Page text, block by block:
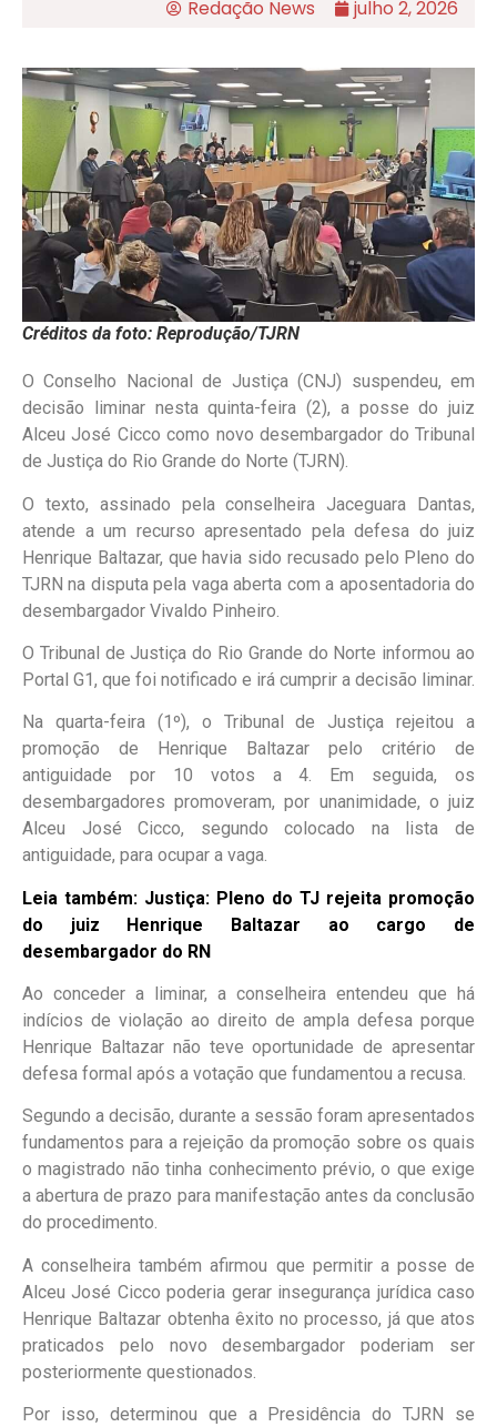
Redação News julho 2, 2026
Créditos da foto: Reprodução/TJRN
O Conselho Nacional de Justiça (CNJ) suspendeu, em
decisão liminar nesta quinta-feira (2), a posse do juiz
Alceu José Cicco como novo desembargador do Tribunal
de Justiça do Rio Grande do Norte (TJRN).
O texto, assinado pela conselheira Jaceguara Dantas,
atende a um recurso apresentado pela defesa do juiz
Henrique Baltazar, que havia sido recusado pelo Pleno do
TJRN na disputa pela vaga aberta com a aposentadoria do
desembargador Vivaldo Pinheiro.
O Tribunal de Justiça do Rio Grande do Norte informou ao
Portal G1, que foi notificado e irá cumprir a decisão liminar.
Na quarta-feira (1º), o Tribunal de Justiça rejeitou a
promoção de Henrique Baltazar pelo critério de
antiguidade por 10 votos a 4. Em seguida, os
desembargadores promoveram, por unanimidade, o juiz
Alceu José Cicco, segundo colocado na lista de
antiguidade, para ocupar a vaga.
Leia também: Justiça: Pleno do TJ rejeita promoção
do juiz Henrique Baltazar ao cargo de
desembargador do RN
Ao conceder a liminar, a conselheira entendeu que há
indícios de violação ao direito de ampla defesa porque
Henrique Baltazar não teve oportunidade de apresentar
defesa formal após a votação que fundamentou a recusa.
Segundo a decisão, durante a sessão foram apresentados
fundamentos para a rejeição da promoção sobre os quais
o magistrado não tinha conhecimento prévio, o que exige
a abertura de prazo para manifestação antes da conclusão
do procedimento.
A conselheira também afirmou que permitir a posse de
Alceu José Cicco poderia gerar insegurança jurídica caso
Henrique Baltazar obtenha êxito no processo, já que atos
praticados pelo novo desembargador poderiam ser
posteriormente questionados.
Por isso, determinou que a Presidência do TJRN se